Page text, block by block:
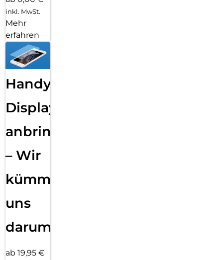
inkl. MwSt.
Mehr
erfahren
Handy
Displayfolie
anbringen
– Wir
kümmern
uns
darum!
ab 19,95 €